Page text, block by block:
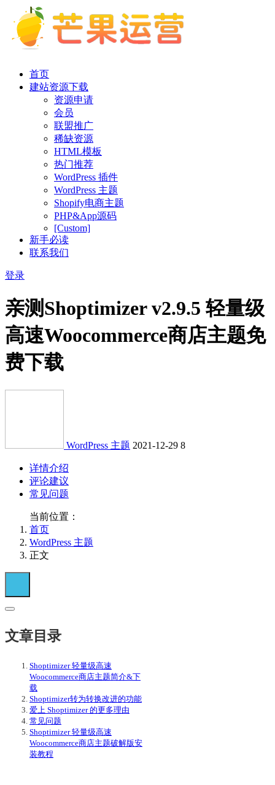
首页
建站资源下载
资源申请
会员
联盟推广
稀缺资源
HTML模板
热门推荐
WordPress 插件
WordPress 主题
Shopify电商主题
PHP&App源码
[Custom]
新手必读
联系我们
登录
亲测Shoptimizer v2.9.5 轻量级
高速Woocommerce商店主题免
费下载
WordPress 主题 2021-12-29 8
详情介绍
评论建议
常见问题
当前位置：
首页
WordPress 主题
正文
文章目录
Shoptimizer 轻量级高速
Woocommerce商店主题简介&下
载
Shoptimizer转为转换改进的功能
爱上 Shoptimizer 的更多理由
常见问题
Shoptimizer 轻量级高速
Woocommerce商店主题破解版安
装教程